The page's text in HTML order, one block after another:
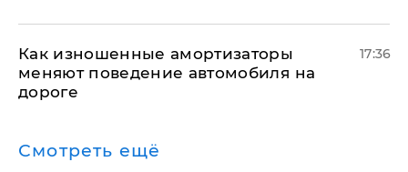
Как изношенные амортизаторы
меняют поведение автомобиля на
дороге
17:36
Смотреть ещё